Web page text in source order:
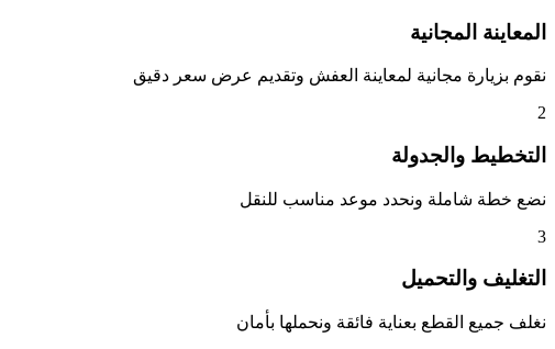
المعاينة المجانية
نقوم بزيارة مجانية لمعاينة العفش وتقديم عرض سعر دقيق
2
التخطيط والجدولة
نضع خطة شاملة ونحدد موعد مناسب للنقل
3
التغليف والتحميل
نغلف جميع القطع بعناية فائقة ونحملها بأمان